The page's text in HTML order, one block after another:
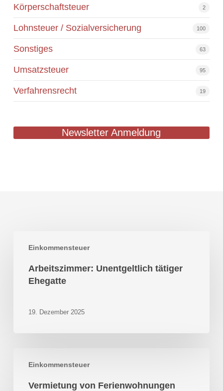
Körperschaftsteuer 2
Lohnsteuer / Sozialversicherung 100
Sonstiges 63
Umsatzsteuer 95
Verfahrensrecht 19
Newsletter Anmeldung
Einkommensteuer
Unentgeltlich
Ehegatte
Arbeitszimmer: Unentgeltlich tätiger
Ehegatte
19. Dezember 2025
Einkommensteuer
Vermietung von Ferienwohnungen